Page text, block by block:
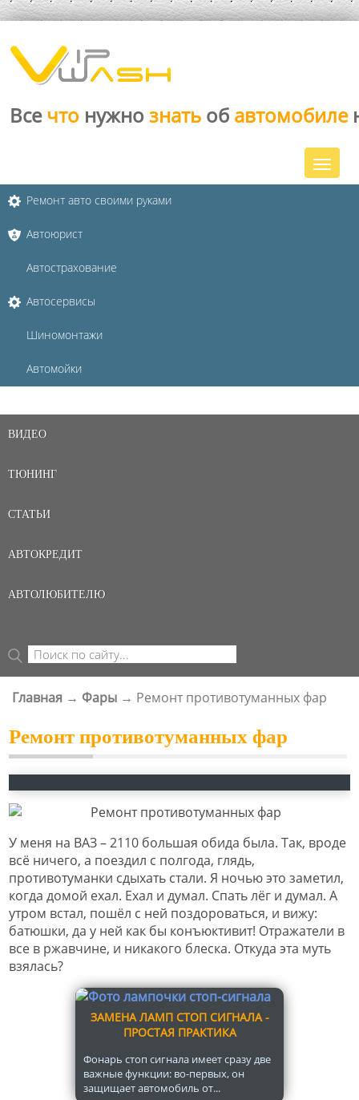
Все что нужно знать об автомобиле
Ремонт авто своими руками
Автоюрист
Автострахование
Автосервисы
Шиномонтажи
Автомойки
ВИДЕО
ТЮНИНГ
СТАТЬИ
АВТОКРЕДИТ
АВТОЛЮБИТЕЛЮ
ФОРМА ПОИСКА
Поиск
Главная → Фары → Ремонт противотуманных фар
Ремонт противотуманных фар
У меня на ВАЗ – 2110 большая обида была. Так, вроде
всё ничего, а поездил с полгода, глядь,
противотуманки сдыхать стали. Я ночью это заметил,
когда домой ехал. Ехал и думал. Спать лёг и думал. А
утром встал, пошёл с ней поздороваться, и вижу:
батюшки, да у ней как бы конъюктивит! Отражатели в
все в ржавчине, и никакого блеска. Откуда эта муть
взялась?
ЗАМЕНА ЛАМП СТОП СИГНАЛА -
ПРОСТАЯ ПРАКТИКА
Фонарь стоп сигнала имеет сразу две
важные функции: во-первых, он
защищает автомобиль от...